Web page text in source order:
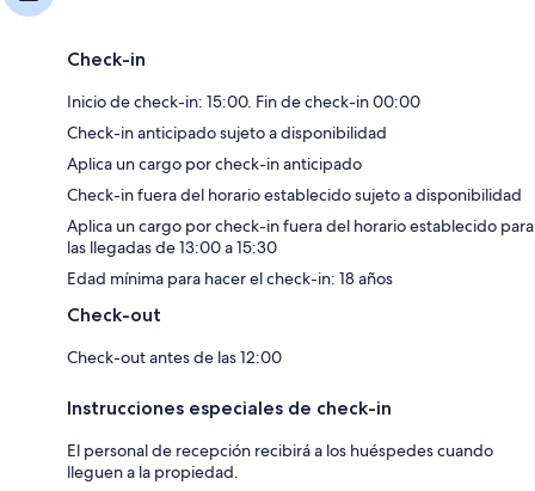
Check-in
Inicio de check-in: 15:00. Fin de check-in 00:00
Check-in anticipado sujeto a disponibilidad
Aplica un cargo por check-in anticipado
Check-in fuera del horario establecido sujeto a disponibilidad
Aplica un cargo por check-in fuera del horario establecido para
las llegadas de 13:00 a 15:30
Edad mínima para hacer el check-in: 18 años
Check-out
Check-out antes de las 12:00
Instrucciones especiales de check-in
El personal de recepción recibirá a los huéspedes cuando
lleguen a la propiedad.